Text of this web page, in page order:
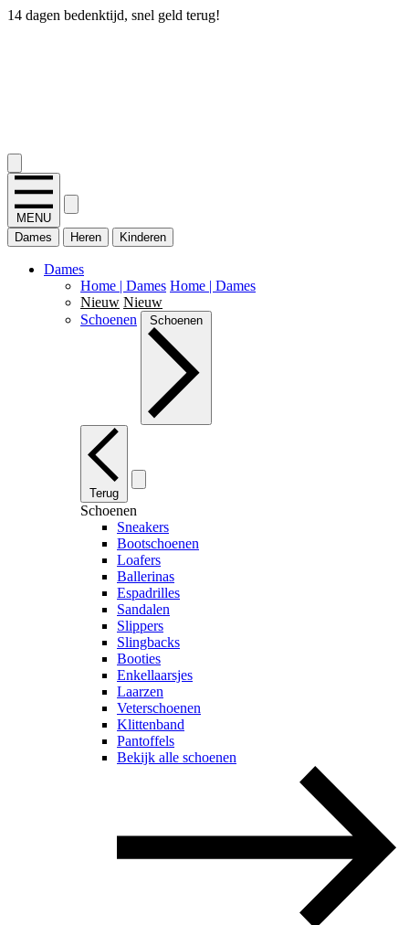
14 dagen bedenktijd, snel geld terug!
MENU
Dames
Heren Kinderen
Dames
Home | Dames Home | Dames
Nieuw Nieuw
Schoenen
Schoenen
Terug
Schoenen
Sneakers
Bootschoenen
Loafers
Ballerinas
Espadrilles
Sandalen
Slippers
Slingbacks
Booties
Enkellaarsjes
Laarzen
Veterschoenen
Klittenband
Pantoffels
Bekijk alle schoenen